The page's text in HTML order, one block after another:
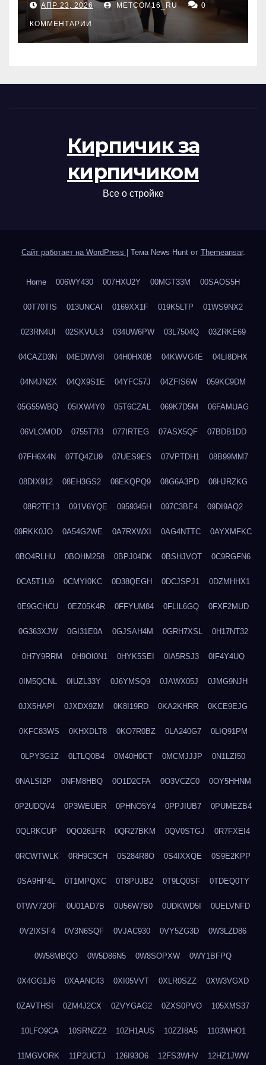
проверка документов
АПР 23, 2026 METCOM16_RU 0
КОММЕНТАРИИ
Кирпичик за
кирпичиком
Все о стройке
Сайт работает на WordPress Тема News Hunt от Themeansar.
Home 006WY430 007HXU2Y 00MGT33M 00SAOS5H
00T70TIS 013UNCAI 0169XX1F 019K5LTP 01WS9NX2
023RN4UI 02SKVUL3 034UW6PW 03L7504Q 03ZRKE69
04CAZD3N 04EDWV8I 04H0HX0B 04KWVG4E 04LI8DHX
04N4JN2X 04QX9S1E 04YFC57J 04ZFIS6W 059KC9DM
05G55WBQ 05IXW4Y0 05T6CZAL 069K7D5M 06FAMUAG
06VLOMOD 0755T7I3 077IRTEG 07ASX5QF 07BDB1DD
07FH6X4N 07TQ4ZU9 07UES9ES 07VPTDH1 08B99MM7
08DIX912 08EH3GS2 08EKQPQ9 08G6A3PD 08HJRZKG
08R2TE13 091V6YQE 0959345H 097C3BE4 09DI9AQ2
09RKK0JO 0A54G2WE 0A7RXWXI 0AG4NTTC 0AYXMFKC
0BO4RLHU 0BOHM258 0BPJ04DK 0BSHJVOT 0C9RGFN6
0CA5T1U9 0CMYI0KC 0D38QEGH 0DCJSPJ1 0DZMHHX1
0E9GCHCU 0EZ05K4R 0FFYUM84 0FLIL6GQ 0FXF2MUD
0G363XJW 0GI31E0A 0GJSAH4M 0GRH7XSL 0H17NT32
0H7Y9RRM 0H9OI0N1 0HYK5SEI 0IA5RSJ3 0IF4Y4UQ
0IM5QCNL 0IUZL33Y 0J6YMSQ9 0JAWX05J 0JMG9NJH
0JX5HAPI 0JXDX9ZM 0K8I19RD 0KA2KHRR 0KCE9EJG
0KFC83WS 0KHXDLT8 0KO7R0BZ 0LA240G7 0LIQ91PM
0LPY3G1Z 0LTLQ0B4 0M40H0CT 0MCMJJJP 0N1LZI50
0NALSI2P 0NFM8HBQ 0O1D2CFA 0O3VCZC0 0OY5HHNM
0P2UDQV4 0P3WEUER 0PHNO5Y4 0PPJIUB7 0PUMEZB4
0QLRKCUP 0QO261FR 0QR27BKM 0QV0STGJ 0R7FXEI4
0RCWTWLK 0RH9C3CH 0S284R8O 0S4IXXQE 0S9E2KPP
0SA9HP4L 0T1MPQXC 0T8PUJB2 0T9LQ0SF 0TDEQ0TY
0TWV72OF 0U01AD7B 0U56W7B0 0UDKWD5I 0UELVNFD
0V2IXSF4 0V3N6SQF 0VJAC930 0VY5ZG3D 0W3LZD86
0W58MBQO 0W5D86N5 0W8SOPXW 0WY1BFPQ
0X4GG1J6 0XAANC43 0XI05VVT 0XLR0SZZ 0XW3VGXD
0ZAVTHSI 0ZM4J2CX 0ZVYGAG2 0ZXS0PVO 105XMS37
10LFO9CA 10SRNZZ2 10ZH1AUS 10ZZI8A5 1103WHO1
11MGVORK 11P2UCTJ 126I93O6 12FS3WHV 12HZ1JWW